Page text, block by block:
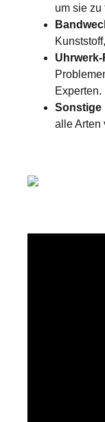
um sie zu
Experten.
Sonstige
alle Arten